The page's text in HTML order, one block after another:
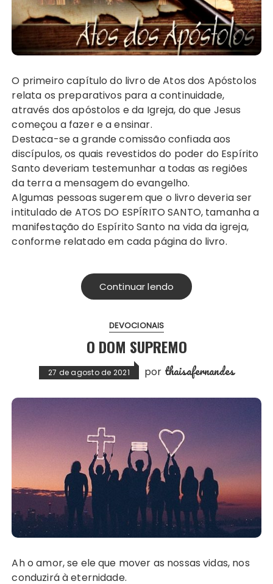
O primeiro capítulo do livro de Atos dos Apóstolos
relata os preparativos para a continuidade,
através dos apóstolos e da Igreja, do que Jesus
começou a fazer e a ensinar.
Destaca-se a grande comissão confiada aos
discípulos, os quais revestidos do poder do Espírito
Santo deveriam testemunhar a todas as regiões
da terra a mensagem do evangelho.
Algumas pessoas sugerem que o livro deveria ser
intitulado de ATOS DO ESPÍRITO SANTO, tamanha a
manifestação do Espírito Santo na vida da igreja,
conforme relatado em cada página do livro.
Continuar lendo
DEVOCIONAIS
O DOM SUPREMO
27 de agosto de 2021 por thaisafernandes
Ah o amor, se ele que mover as nossas vidas, nos
conduzirá à eternidade.